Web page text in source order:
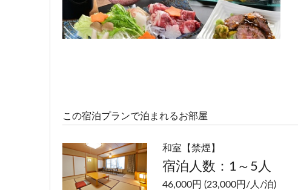
この宿泊プランで泊まれるお部屋
和室【禁煙】
宿泊人数：1～5人
46,000円 (23,000円/人/泊)